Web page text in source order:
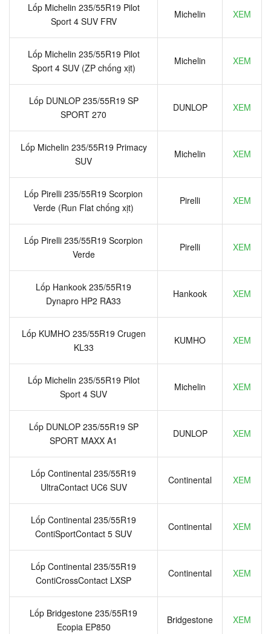
Lốp Michelin 235/55R19 Pilot
Sport 4 SUV FRV
Michelin XEM
Lốp Michelin 235/55R19 Pilot
Sport 4 SUV (ZP chống xịt)
Michelin XEM
Lốp DUNLOP 235/55R19 SP
SPORT 270
DUNLOP XEM
Lốp Michelin 235/55R19 Primacy
SUV
Michelin XEM
Lốp Pirelli 235/55R19 Scorpion
Verde (Run Flat chống xịt)
Pirelli XEM
Lốp Pirelli 235/55R19 Scorpion
Verde
Pirelli XEM
Lốp Hankook 235/55R19
Dynapro HP2 RA33
Hankook XEM
Lốp KUMHO 235/55R19 Crugen
KL33
KUMHO XEM
Lốp Michelin 235/55R19 Pilot
Sport 4 SUV
Michelin XEM
Lốp DUNLOP 235/55R19 SP
SPORT MAXX A1
DUNLOP XEM
Lốp Continental 235/55R19
UltraContact UC6 SUV
Continental XEM
Lốp Continental 235/55R19
ContiSportContact 5 SUV
Continental XEM
Lốp Continental 235/55R19
ContiCrossContact LXSP
Continental XEM
Lốp Bridgestone 235/55R19
Ecopia EP850
Bridgestone XEM